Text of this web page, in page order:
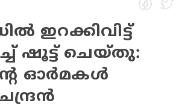
ഇറക്കിവിട്ട്
ഷൂട്ട് ചെയ്തു:
ഓർമകൾ